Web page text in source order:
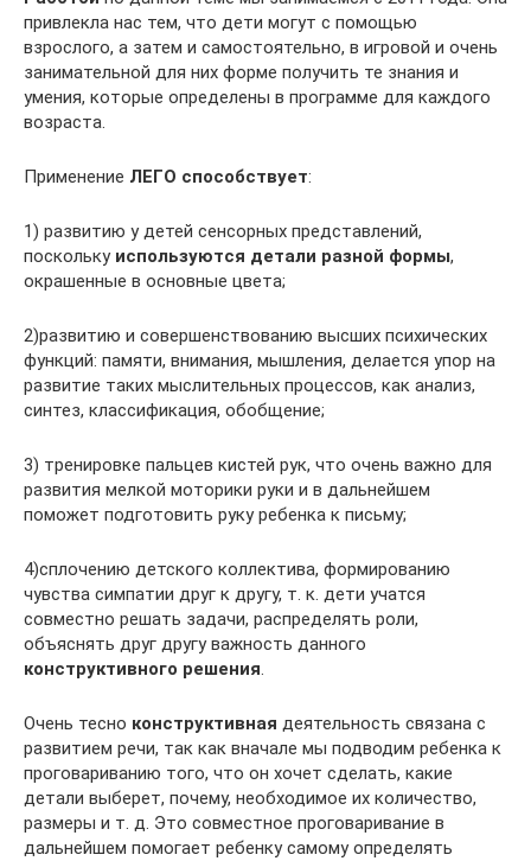
привлекла нас тем, что дети могут с помощью
взрослого, а затем и самостоятельно, в игровой и очень
занимательной для них форме получить те знания и
умения, которые определены в программе для каждого
возраста.
Применение ЛЕГО способствует:
1) развитию у детей сенсорных представлений,
поскольку используются детали разной формы,
окрашенные в основные цвета;
2)развитию и совершенствованию высших психических
функций: памяти, внимания, мышления, делается упор на
развитие таких мыслительных процессов, как анализ,
синтез, классификация, обобщение;
3) тренировке пальцев кистей рук, что очень важно для
развития мелкой моторики руки и в дальнейшем
поможет подготовить руку ребенка к письму;
4)сплочению детского коллектива, формированию
чувства симпатии друг к другу, т. к. дети учатся
совместно решать задачи, распределять роли,
объяснять друг другу важность данного
конструктивного решения.
Очень тесно конструктивная деятельность связана с
развитием речи, так как вначале мы подводим ребенка к
проговариванию того, что он хочет сделать, какие
детали выберет, почему, необходимое их количество,
размеры и т. д. Это совместное проговаривание в
дальнейшем помогает ребенку самому определять